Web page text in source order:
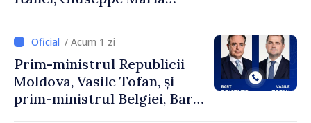
/ Acum 1 zi
Prim-ministrul Republicii
Moldova, Vasile Tofan, și
prim-ministrul Belgiei, Bart